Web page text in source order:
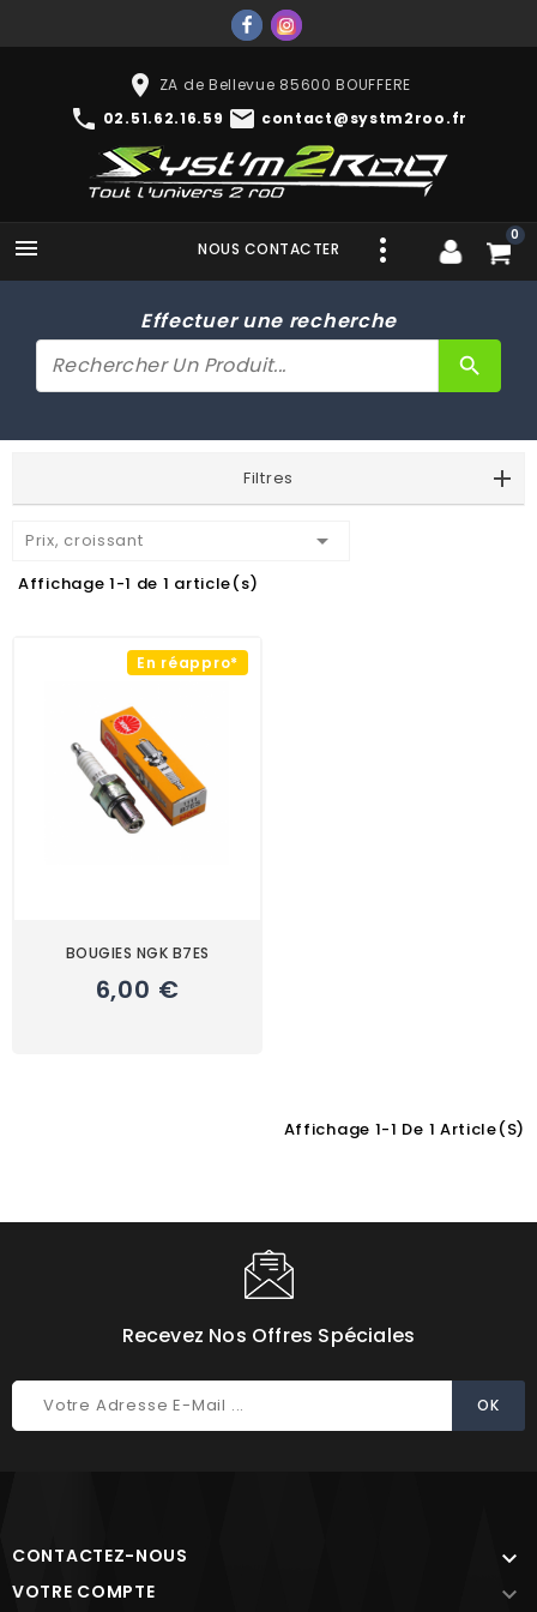
place ZA de Bellevue 85600 BOUFFERE
phone 02.51.62.16.59 mail contact@systm2roo.fr
 0
NOUS CONTACTER
Effectuer une recherche
search
Filtres
Prix, croissant 
Affichage 1-1 de 1 article(s)
En réappro*
BOUGIES NGK B7ES
6,00 €
Affichage 1-1 De 1 Article(s)
Recevez Nos Offres Spéciales
CONTACTEZ-NOUS 
VOTRE COMPTE 